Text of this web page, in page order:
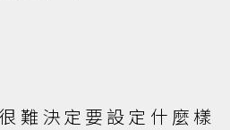
難決定要設定什麼樣